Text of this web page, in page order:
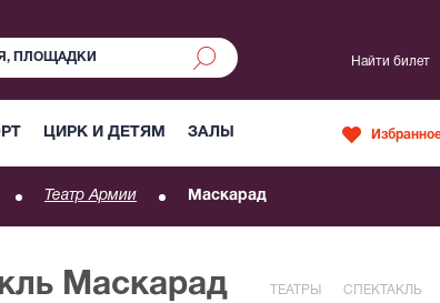
ЦИРК И ДЕТЯМ ЗАЛЫ
Найти билет
Театр Армии Маскарад
Маскарад ТЕАТРЫ СПЕКТАКЛЬ